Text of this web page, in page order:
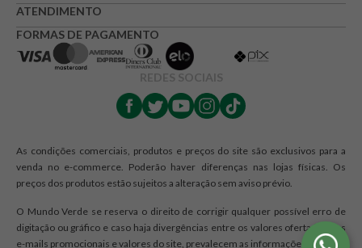
ATENDIMENTO
FORMAS DE PAGAMENTO
REDES SOCIAIS
As condições comerciais, produtos e preços do site são exclusivos para a
venda no e-commerce. Poderão haver diferenças nas lojas físicas. Os
preços dos produtos estão sujeitos a alteração sem aviso prévio.
O Mundo Verde se reserva o direito de corrigir qualquer possível erro de
digitação ou gráfico e caso haja divergências entre os valores ofertados nos
e-mails promocionais e valores do site, prevalecem as informações do site.